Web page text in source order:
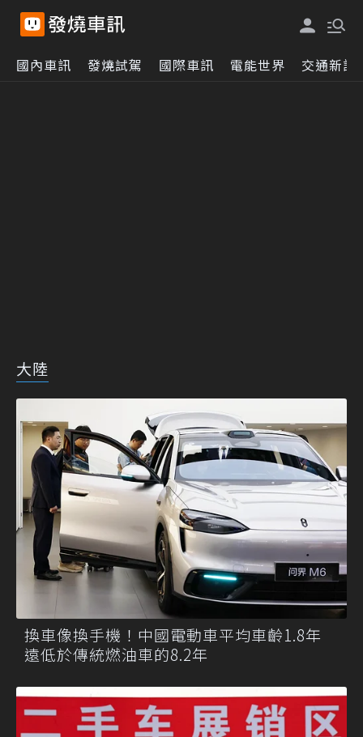
國內車訊 發燒試駕 國際車訊 電能世界 交通新訊
大陸
換車像換手機！中國電動車平均車齡1.8年
遠低於傳統燃油車的8.2年